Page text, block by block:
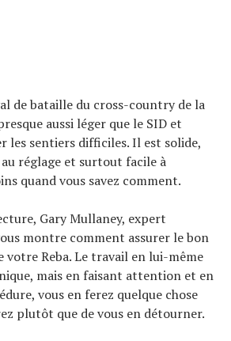
de bataille du cross-country de la
aussi léger que le SID et
les sentiers difficiles. Il est solide,
réglage et surtout facile à
quand vous savez comment.
Gary Mullaney, expert
montre comment assurer le bon
Reba. Le travail en lui-même
mais en faisant attention et en
vous en ferez quelque chose
plutôt que de vous en détourner.